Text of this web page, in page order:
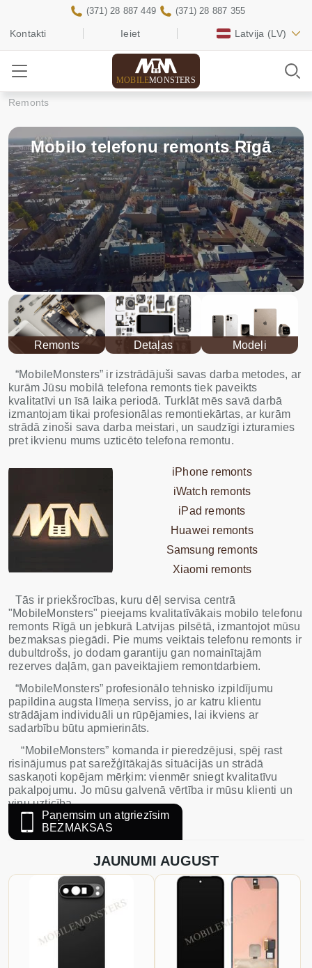
Kontakti Ieiet Latvija (LV)
(371) 28 887 449 (371) 28 887 355
MOBILEMONSTERS
Remonts
Mobilo telefonu remonts Rīgā
Remonts Detaļas Modeļi
“MobileMonsters” ir izstrādājuši savas darba metodes, ar
kurām Jūsu mobilā telefona remonts tiek paveikts
kvalitatīvi un īsā laika periodā. Turklāt mēs savā darbā
izmantojam tikai profesionālas remontiekārtas, ar kurām
strādā zinoši sava darba meistari, un saudzīgi izturamies
pret ikvienu mums uzticēto telefona remontu.
iPhone remonts
iWatch remonts
iPad remonts
Huawei remonts
Samsung remonts
Xiaomi remonts
Tās ir priekšrocības, kuru dēļ servisa centrā
"MobileMonsters" pieejams kvalitatīvākais mobilo telefonu
remonts Rīgā un jebkurā Latvijas pilsētā, izmantojot mūsu
bezmaksas piegādi. Pie mums veiktais telefonu remonts ir
dubultdrošs, jo dodam garantiju gan nomainītajām
rezerves daļām, gan paveiktajiem remontdarbiem.
“MobileMonsters” profesionālo tehnisko izpildījumu
papildina augsta līmeņa serviss, jo ar katru klientu
strādājam individuāli un rūpējamies, lai ikviens ar
sadarbību būtu apmierināts.
“MobileMonsters” komanda ir pieredzējusi, spēj rast
risinājumus pat sarežģītākajās situācijās un strādā
saskaņoti kopējam mērķim: vienmēr sniegt kvalitatīvu
pakalpojumu. Jo mūsu galvenā vērtība ir mūsu klienti un
viņu uzticība.
Paņemsim un atgriezīsim
BEZMAKSAS
JAUNUMI AUGUST